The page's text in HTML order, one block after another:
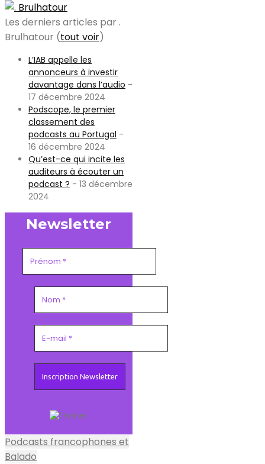
Les derniers articles par .
Brulhatour (tout voir)
L’IAB appelle les
annonceurs à investir
davantage dans l’audio -
17 décembre 2024
Podscope, le premier
classement des
podcasts au Portugal -
16 décembre 2024
Qu’est-ce qui incite les
auditeurs à écouter un
podcast ? - 13 décembre
2024
Newsletter
Podcasts francophones et
Balado